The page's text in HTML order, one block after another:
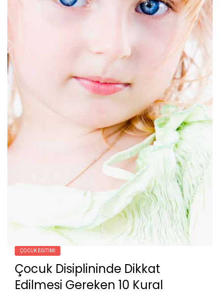
ÇOCUK EĞITIMI
Çocuk Disiplininde Dikkat
Edilmesi Gereken 10 Kural